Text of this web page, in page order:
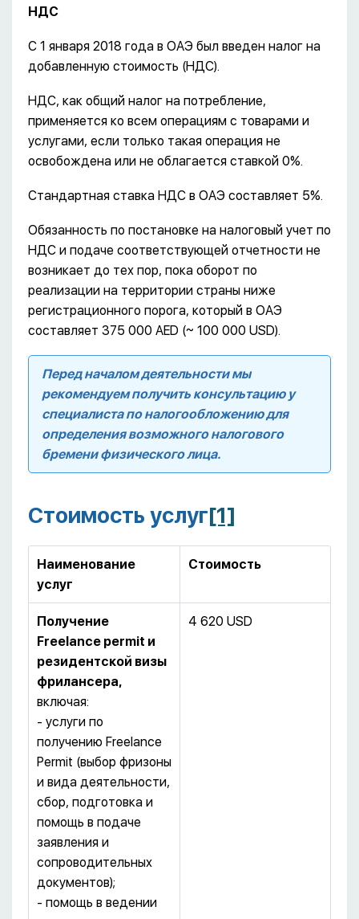
НДС
С 1 января 2018 года в ОАЭ был введен налог на
добавленную стоимость (НДС).
НДС, как общий налог на потребление,
применяется ко всем операциям с товарами и
услугами, если только такая операция не
освобождена или не облагается ставкой 0%.
Стандартная ставка НДС в ОАЭ составляет 5%.
Обязанность по постановке на налоговый учет по
НДС и подаче соответствующей отчетности не
возникает до тех пор, пока оборот по
реализации на территории страны ниже
регистрационного порога, который в ОАЭ
составляет 375 000 AED (~ 100 000 USD).
Перед началом деятельности мы
рекомендуем получить консультацию у
специалиста по налогообложению для
определения возможного налогового
бремени физического лица.
Стоимость услуг[1]
Наименование
услуг
Стоимость
Получение
Freelance permit и
резидентской визы
фрилансера,
включая:
- услуги по
получению Freelance
Permit (выбор фризоны
и вида деятельности,
сбор, подготовка и
помощь в подаче
заявления и
сопроводительных
документов);
- помощь в ведении
4 620 USD